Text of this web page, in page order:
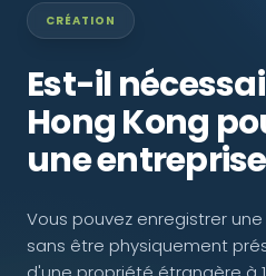
Comptabilité & audit
EXPLORER
Actualités
CRÉATION
Est-il
Hong Kong
une
Vous pouvez enregistrer
sans être physiquement